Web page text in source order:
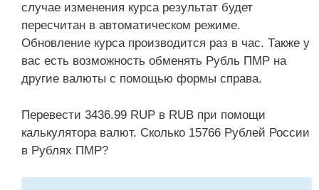
случае изменения курса результат будет
пересчитан в автоматическом режиме.
Обновление курса производится раз в час. Также у
вас есть возможность обменять Рубль ПМР на
другие валюты с помощью формы справа.
Перевести 3436.99 RUP в RUB при помощи
калькулятора валют. Сколько 15766 Рублей России
в Рублях ПМР?